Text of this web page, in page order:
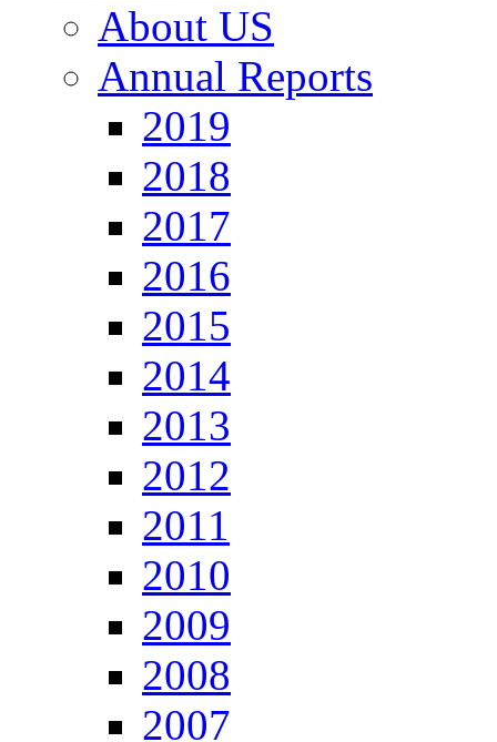
About US
Annual Reports
2019
2018
2017
2016
2015
2014
2013
2012
2011
2010
2009
2008
2007